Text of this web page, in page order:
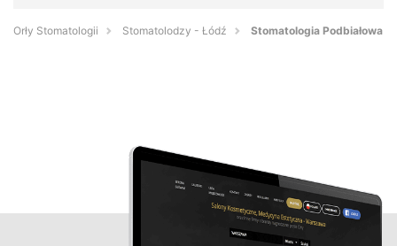
Orły Stomatologii Stomatolodzy - Łódź Stomatologia Podbiałowa